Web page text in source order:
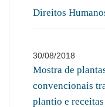
Direitos
30/08/2018
Mostra de
convencionais
plantio e